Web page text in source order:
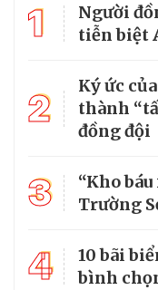
1
Người
tiễn biệt
2
Ký ức
thành
đồng đội
3
“Kho
Trường
4
10 bãi
bình